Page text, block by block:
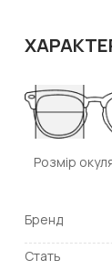
Розмір
Бренд
Стать